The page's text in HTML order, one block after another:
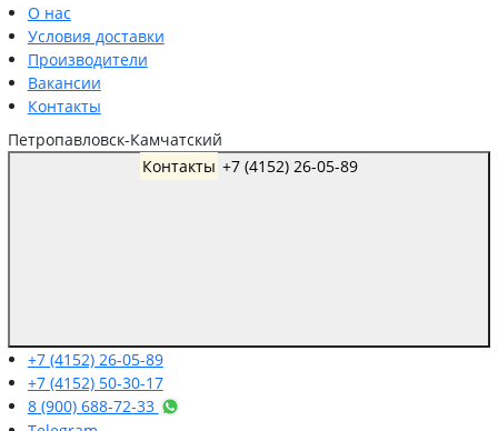
О нас
Условия доставки
Производители
Вакансии
Контакты
Петропавловск-Камчатский
Контакты
+7 (4152) 26-05-89
+7 (4152) 50-30-17
8 (900) 688-72-33